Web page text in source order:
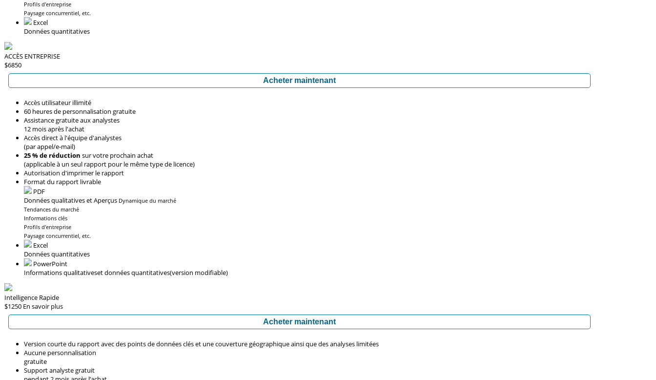
Profils d'entreprise
Paysage concurrentiel, etc.
Excel
Données quantitatives
ACCÈS ENTREPRISE
$6850
Acheter maintenant
Accès utilisateur illimité
60 heures de personnalisation gratuite
Assistance gratuite aux analystes
12 mois après l'achat
Accès direct à l'équipe d'analystes
(par appel/e-mail)
25 % de réduction sur votre prochain achat
(applicable à un seul rapport pour le même type de licence)
Autorisation d'imprimer le rapport
Format du rapport livrable
PDF
Données qualitatives et Aperçus Dynamique du marché
Tendances du marché
Informations clés
Profils d'entreprise
Paysage concurrentiel, etc.
Excel
Données quantitatives
PowerPoint
Informations qualitativeset données quantitatives(version modifiable)
Intelligence Rapide
$1250 En savoir plus
Acheter maintenant
Version courte du rapport avec des points de données clés et une couverture géographique ainsi que des analyses limitées
Aucune personnalisation
gratuite
Support analyste gratuit